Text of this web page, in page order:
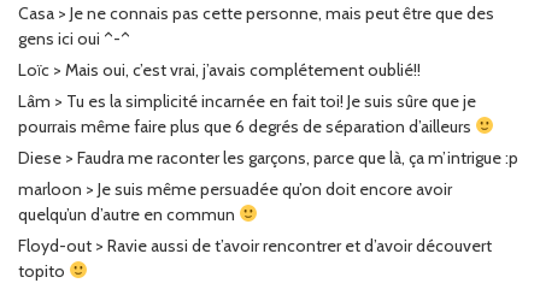
Casa > Je ne connais pas cette personne, mais peut être que des
gens ici oui ^-^
Loïc > Mais oui, c’est vrai, j’avais complétement oublié!!
Lâm > Tu es la simplicité incarnée en fait toi! Je suis sûre que je
pourrais même faire plus que 6 degrés de séparation d’ailleurs
Diese > Faudra me raconter les garçons, parce que là, ça m’intrigue :p
marloon > Je suis même persuadée qu’on doit encore avoir
quelqu’un d’autre en commun
Floyd-out > Ravie aussi de t’avoir rencontrer et d’avoir découvert
topito